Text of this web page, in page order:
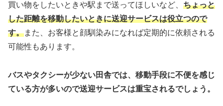
買い物をしたいときや駅まで送ってほしいなど、 ちょっと
した距離を移動したいときに送迎サービスは役立つので
す。また、お客様と顔馴染みになれば定期的に依頼される
可能性もあります。
バスやタクシーが少ない田舎では、移動手段に不便を感じ
ている方が多いので送迎サービスは重宝されるでしょう。